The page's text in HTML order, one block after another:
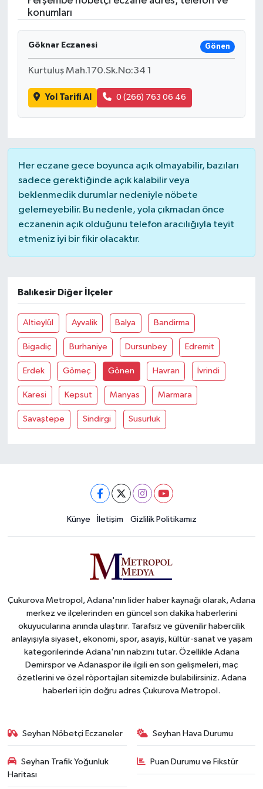
konumları
Göknar Eczanesi Gönen
Kurtuluş Mah.170.Sk.No:34 1
Yol Tarifi Al 0 (266) 763 06 46
Her eczane gece boyunca açık olmayabilir, bazıları
sadece gerektiğinde açık kalabilir veya
beklenmedik durumlar nedeniyle nöbete
gelemeyebilir. Bu nedenle, yola çıkmadan önce
eczanenin açık olduğunu telefon aracılığıyla teyit
etmeniz iyi bir fikir olacaktır.
Balıkesir Diğer İlçeler
Altieylül Ayvalik Balya Bandirma
Bigadiç Burhaniye Dursunbey Edremit
Erdek Gömeç Gönen Havran İvrindi
Karesi Kepsut Manyas Marmara
Savaştepe Sindirgi Susurluk
Künye İletişim Gizlilik Politikamız
Çukurova Metropol, Adana'nın lider haber kaynağı olarak, Adana
merkez ve ilçelerinden en güncel son dakika haberlerini
okuyucularına anında ulaştırır. Tarafsız ve güvenilir habercilik
anlayışıyla siyaset, ekonomi, spor, asayiş, kültür-sanat ve yaşam
kategorilerinde Adana'nın nabzını tutar. Özellikle Adana
Demirspor ve Adanaspor ile ilgili en son gelişmeleri, maç
özetlerini ve özel röportajları sitemizde bulabilirsiniz. Adana
haberleri için doğru adres Çukurova Metropol.
Seyhan Nöbetçi Eczaneler Seyhan Hava Durumu
Seyhan Trafik Yoğunluk
Haritası
Puan Durumu ve Fikstür
Resmi İlanlar